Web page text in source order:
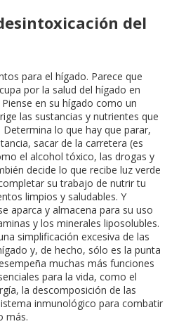
del
para el hígado. Parece que
por la salud del hígado en
en su hígado como un
las sustancias y nutrientes que
lo que hay que parar,
sacar de la carretera (es
el alcohol tóxico, las drogas y
decide lo que recibe luz verde
su trabajo de nutrir tu
limpios y saludables. Y
aparca y almacena para su uso
y los minerales liposolubles.
simplificación excesiva de las
y, de hecho, sólo es la punta
muchas más funciones
para la vida, como el
la descomposición de las
inmunológico para combatir
más.